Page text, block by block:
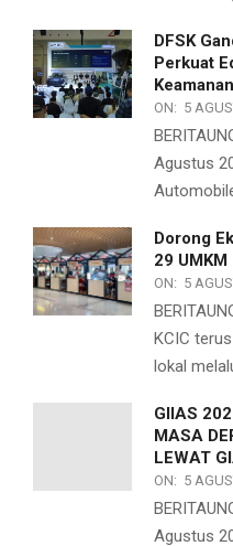
DFSK
Perkuat
ON: 5
Agustus
Dorong
29
ON: 5
KCIC
lokal
GIIAS
MASA
LEWAT
ON: 5
Agustus